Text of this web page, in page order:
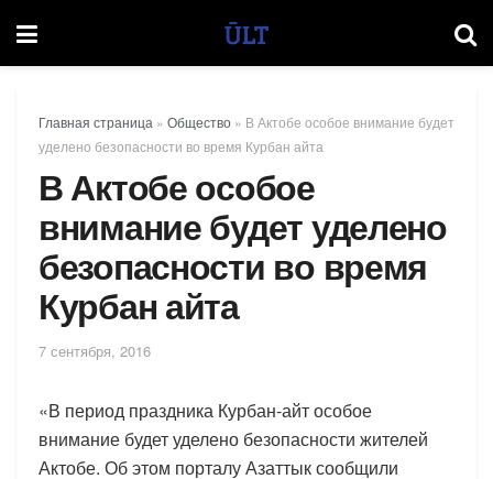
Главная страница » Общество » В Актобе особое внимание будет
уделено безопасности во время Курбан айта
В Актобе особое
внимание будет уделено
безопасности во время
Курбан айта
7 сентября, 2016
«В период праздника Курбан-айт особое
внимание будет уделено безопасности жителей
Актобе. Об этом порталу Азаттык сообщили